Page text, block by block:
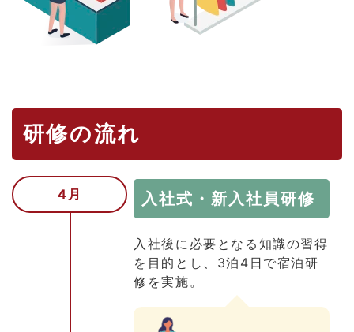
研修の流れ
4月 入社式・新入社員研修
入社後に必要となる知識の習得
を目的とし、3泊4日で宿泊研
修を実施。